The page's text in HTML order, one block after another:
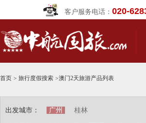
客户服务电话： 020-
首页 > 旅行度假搜索 >澳门2天旅游产品列表
出发城市： 广州 桂林